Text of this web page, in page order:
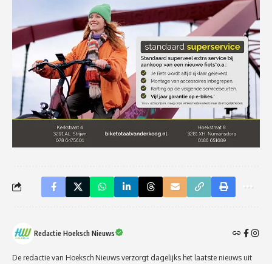
Redactie Hoeksch Nieuws
De redactie van Hoeksch Nieuws verzorgt dagelijks het laatste nieuws uit